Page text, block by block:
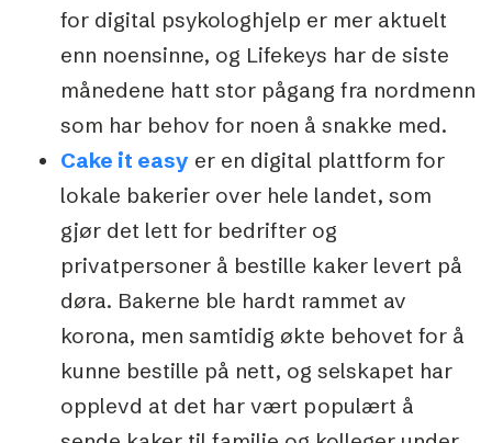
for digital psykologhjelp er mer aktuelt
enn noensinne, og Lifekeys har de siste
månedene hatt stor pågang fra nordmenn
som har behov for noen å snakke med.
Cake it easy er en digital plattform for
lokale bakerier over hele landet, som
gjør det lett for bedrifter og
privatpersoner å bestille kaker levert på
døra. Bakerne ble hardt rammet av
korona, men samtidig økte behovet for å
kunne bestille på nett, og selskapet har
opplevd at det har vært populært å